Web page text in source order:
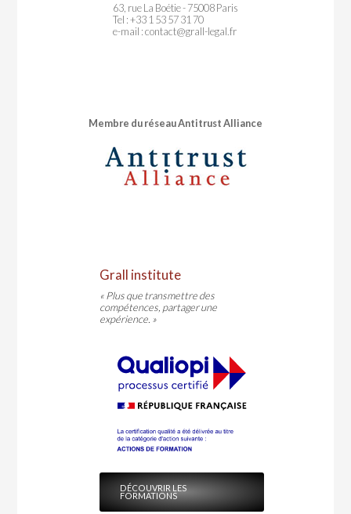
63, rue La Boétie - 75008 Paris
Tel : +33 1 53 57 31 70
e-mail :contact@grall-legal.fr
Membre du réseau Antitrust Alliance
Grall institute
« Plus que transmettre des
compétences, partager une
expérience. »
DÉCOUVRIR LES
FORMATIONS